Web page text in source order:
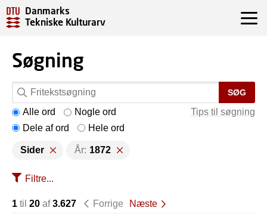
Danmarks
Tekniske Kulturarv
Søgning
SØG
Tips til søgning
Alle ord
Nogle ord
Dele af ord
Hele ord
Sider År: 1872
Filtre...
1 til 20 af3.627 Forrige Næste